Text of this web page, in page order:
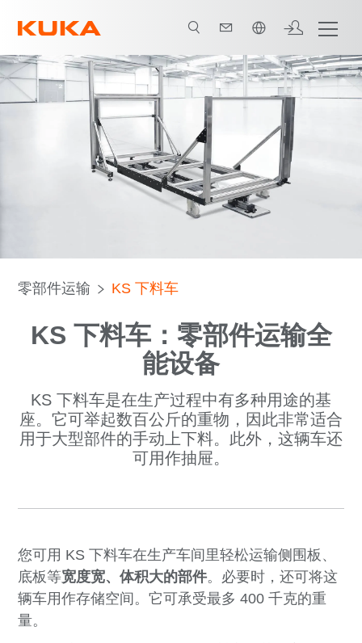
中文 / Chinese
零部件运输 KS 下料车
KS 下料车：零部件运输全
能设备
KS 下料车是在生产过程中有多种用途的基
座。它可举起数百公斤的重物，因此非常适合
用于大型部件的手动上下料。此外，这辆车还
可用作抽屉。
您可用 KS 下料车在生产车间里轻松运输侧围板、
底板等宽度宽、体积大的部件。必要时，还可将这
辆车用作存储空间。它可承受最多 400 千克的重
量。